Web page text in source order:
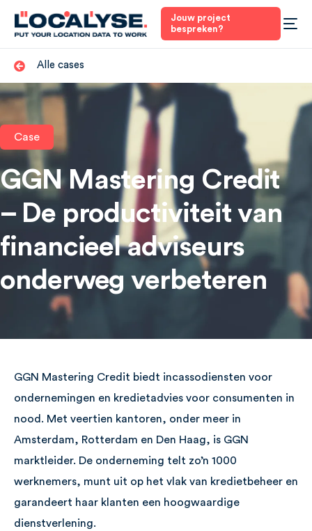
Jouw project
bespreken?
Alle cases
Case
GGN Mastering Credit
– De productiviteit van
financieel adviseurs
onderweg verbeteren
GGN Mastering Credit biedt incassodiensten voor
ondernemingen en kredietadvies voor consumenten in
nood. Met veertien kantoren, onder meer in
Amsterdam, Rotterdam en Den Haag, is GGN
marktleider. De onderneming telt zo’n 1000
werknemers, munt uit op het vlak van kredietbeheer en
garandeert haar klanten een hoogwaardige
dienstverlening.
4
Nederland